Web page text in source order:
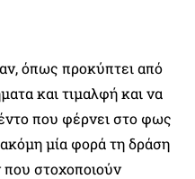
όπως προκύπτει από
και τιμαλφή και να
που φέρνει στο φως
μία φορά τη δράση
στοχοποιούν